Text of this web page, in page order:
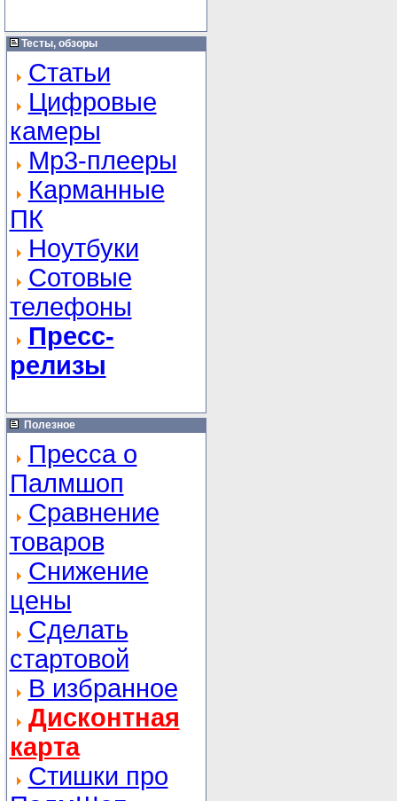
Тесты, обзоры
Статьи
Цифровые
камеры
Mp3-плееры
Карманные
ПК
Ноутбуки
Сотовые
телефоны
Пресс-
релизы
Полезное
Пресса о
Палмшоп
Сравнение
товаров
Снижение
цены
Сделать
стартовой
В избранное
Дисконтная
карта
Стишки про